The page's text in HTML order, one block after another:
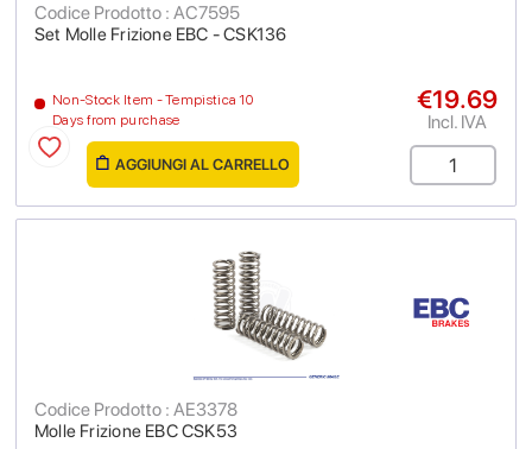
Set Molle Frizione EBC - CSK136
Codice Prodotto : AC7595
Non-Stock Item - Tempistica 10
Days from purchase
€19.69
Incl. IVA
AGGIUNGI AL CARRELLO
Molle Frizione EBC CSK53
Codice Prodotto : AE3378